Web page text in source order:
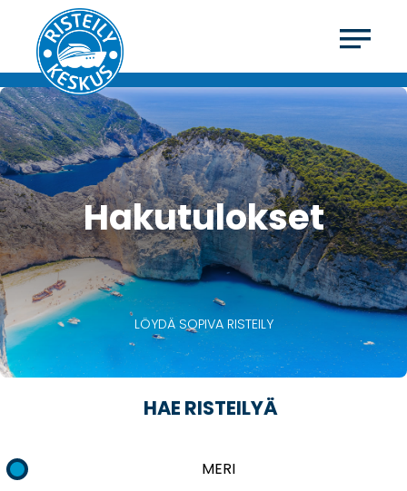
Hakutulokset
LÖYDÄ SOPIVA RISTEILY
HAE RISTEILYÄ
MERI